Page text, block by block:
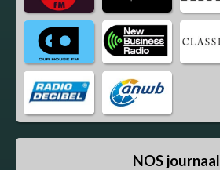
NOS journaal